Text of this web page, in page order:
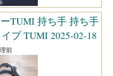
TUMI 持ち手 持ち手
プ TUMI 2025-02-18
前